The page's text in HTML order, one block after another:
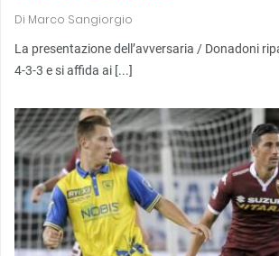
Di Marco Sangiorgio
La presentazione dell’avversaria / Donadoni
4-3-3 e si affida ai [...]